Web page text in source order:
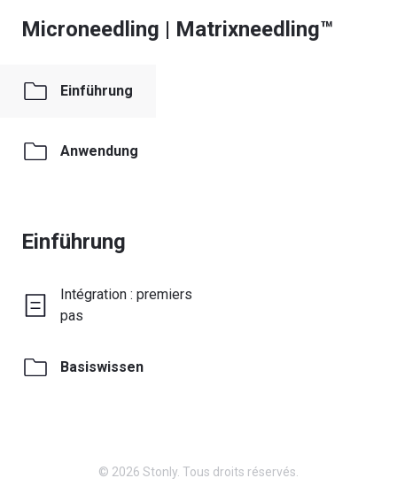
Microneedling | Matrixneedling™
Einführung
Anwendung
Einführung
Intégration : premiers
pas
Basiswissen
© 2026 Stonly. Tous droits réservés.